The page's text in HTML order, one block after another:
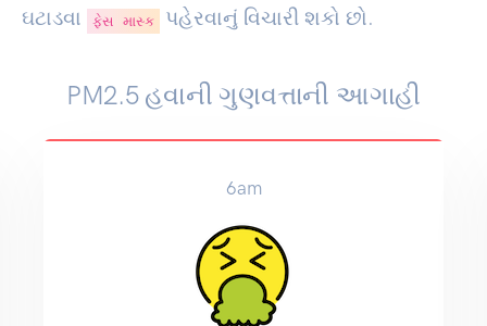
ઘટાડવા
ફેસ માસ્ક પહેરવાનું વિચારી શકો છો.
PM2.5 હવાની ગુણવત્તાની આગાહી
6am